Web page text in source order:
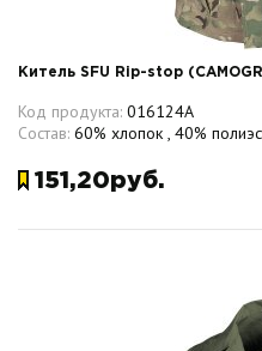
Китель SFU Rip-stop
Код продукта: 016124A
Состав: 60% хлопок , 40%
151,20руб.